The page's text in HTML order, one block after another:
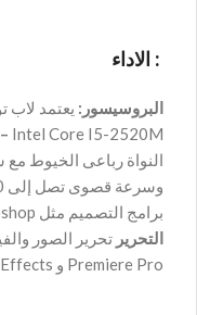
: الاداء
البروسيسور:
Intel Core I5-2520M
–
وسرعة قصوى تصل إلى 3.20 جيجاهرتز
برامج التصميم مثل Photoshop و Illustrator و InDesign .
التحرير
Premiere Pro و After Effects.